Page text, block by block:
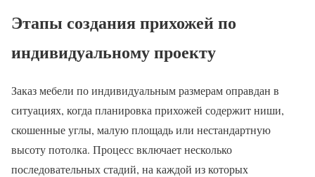
Этапы создания прихожей по
индивидуальному проекту
Заказ мебели по индивидуальным размерам оправдан в
ситуациях, когда планировка прихожей содержит ниши,
скошенные углы, малую площадь или нестандартную
высоту потолка. Процесс включает несколько
последовательных стадий, на каждой из которых